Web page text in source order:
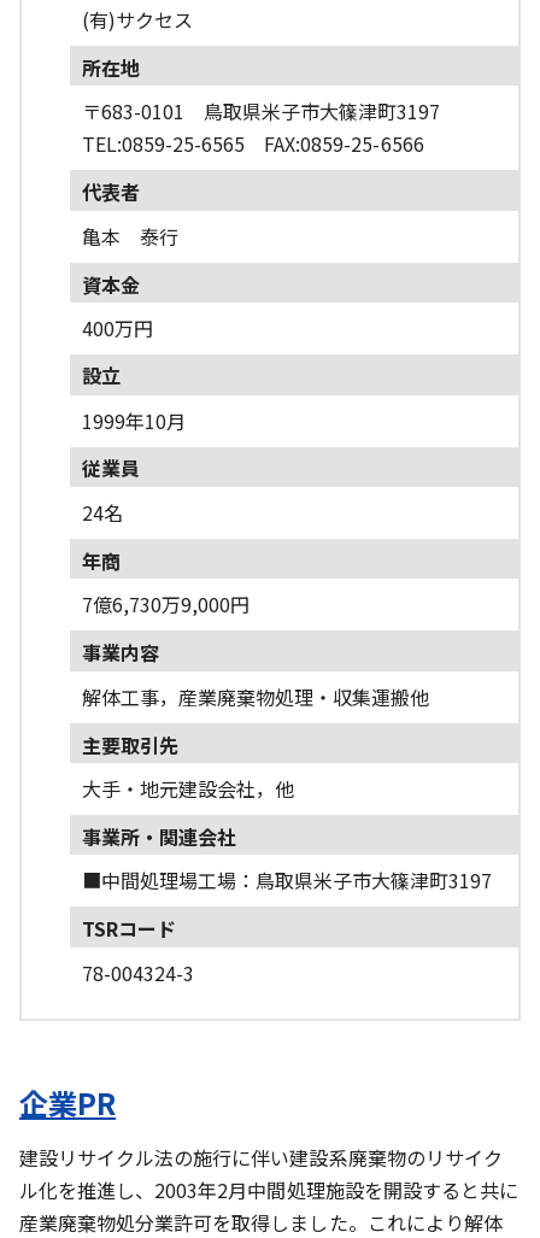
(有)サクセス
所在地
〒683-0101 鳥取県米子市大篠津町3197
TEL:0859-25-6565 FAX:0859-25-6566
代表者
亀本 泰行
資本金
400万円
設立
1999年10月
従業員
24名
年商
7億6,730万9,000円
事業内容
解体工事，産業廃棄物処理・収集運搬他
主要取引先
大手・地元建設会社，他
事業所・関連会社
■中間処理場工場：鳥取県米子市大篠津町3197
TSRコード
78-004324-3
企業PR
建設リサイクル法の施行に伴い建設系廃棄物のリサイク
ル化を推進し、2003年2月中間処理施設を開設すると共に
産業廃棄物処分業許可を取得しました。これにより解体